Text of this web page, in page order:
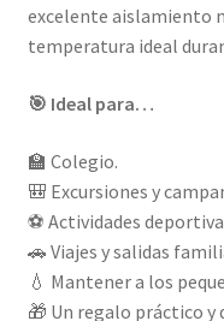
excelente aislamiento
temperatura ideal
🎯 Ideal para…
🏫 Colegio.
🎒 Excursiones y
⚽ Actividades
🚗 Viajes y salidas
💧 Mantener a los
🎁 Un regalo práctico y